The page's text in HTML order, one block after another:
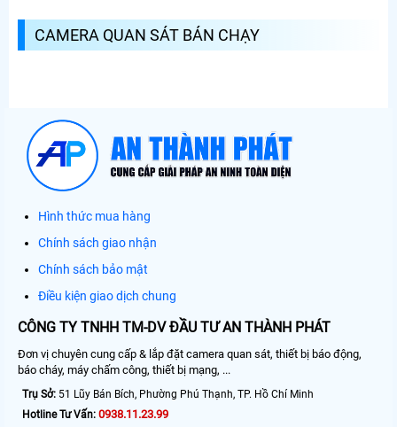
CAMERA QUAN SÁT BÁN CHẠY
Hình thức mua hàng
Chính sách giao nhận
Chính sách bảo mật
Điều kiện giao dịch chung
CÔNG TY TNHH TM-DV ĐẦU TƯ AN THÀNH PHÁT
Đơn vị chuyên cung cấp & lắp đặt camera quan sát, thiết bị báo động,
báo cháy, máy chấm công, thiết bị mạng, ...
Trụ Sở: 51 Lũy Bán Bích, Phường Phú Thạnh, TP. Hồ Chí Minh
Hotline Tư Vấn: 0938.11.23.99